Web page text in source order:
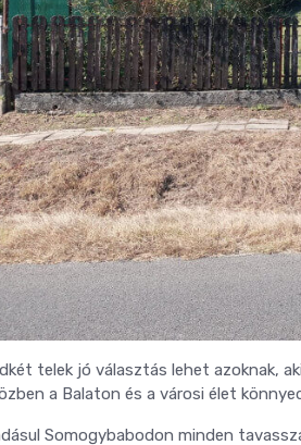
telek jó választás lehet azoknak,
a Balaton és a városi élet
Somogybabodon minden